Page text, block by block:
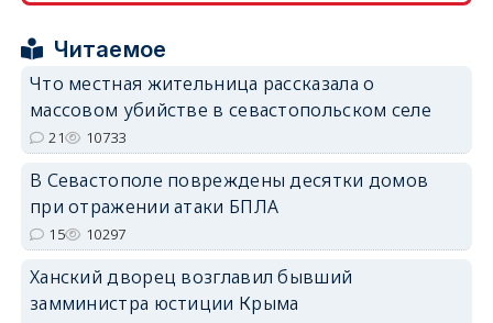
Читаемое
Что местная жительница рассказала о
массовом убийстве в севастопольском селе
21 10733
В Севастополе повреждены десятки домов
при отражении атаки БПЛА
15 10297
Ханский дворец возглавил бывший
замминистра юстиции Крыма